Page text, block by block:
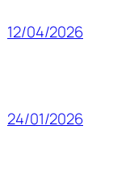
12/04/2026
24/01/2026